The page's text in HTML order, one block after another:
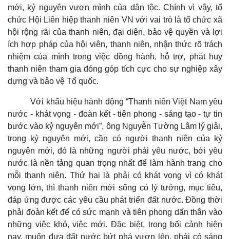
Sức khỏe
Dinh dưỡng - món ngon
Cây thuốc
Sản phụ khoa
Nhi khoa
Nam khoa
Làm đẹp - giảm cân
Phòng mạch online
Ăn sạch sống khỏe
Đời sống
Nhà đẹp
Blog
Tình yêu - Gia đình
mới, kỷ nguyên vươn mình của dân tộc. Chính vì vậy, tổ
chức Hội Liên hiệp thanh niên VN với vai trò là tổ chức xã
hội rộng rãi của thanh niên, đại diện, bảo vệ quyền và lợi
ích hợp pháp của hội viên, thanh niên, nhận thức rõ trách
nhiệm của mình trong việc đồng hành, hỗ trợ, phát huy
thanh niên tham gia đóng góp tích cực cho sự nghiệp xây
dựng và bảo vệ Tổ quốc.
Với khẩu hiệu hành động “Thanh niên Việt Nam yêu
nước - khát vọng - đoàn kết - tiên phong - sáng tạo - tự tin
bước vào kỷ nguyên mới”, ông Nguyễn Tường Lâm lý giải,
trong kỷ nguyên mới, cần có người thanh niên của kỷ
nguyên mới, đó là những người phải yêu nước, bởi yêu
nước là nền tảng quan trọng nhất để làm hành trang cho
mỗi thanh niên. Thứ hai là phải có khát vọng vì có khát
vọng lớn, thì thanh niên mới sống có lý tưởng, mục tiêu,
đáp ứng được các yêu cầu phát triển đất nước. Đồng thời
phải đoàn kết để có sức mạnh và tiên phong dấn thân vào
những việc khó, việc mới. Đặc biệt, trong bối cảnh hiện
nay, muốn đưa đất nước bứt phá vươn lên, phải có sáng